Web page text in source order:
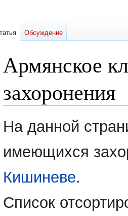
Армянское
захоронения
Перейти
к
Перейти
кНа данной
имеющихся
Кишиневе.
Список
Обсуждение